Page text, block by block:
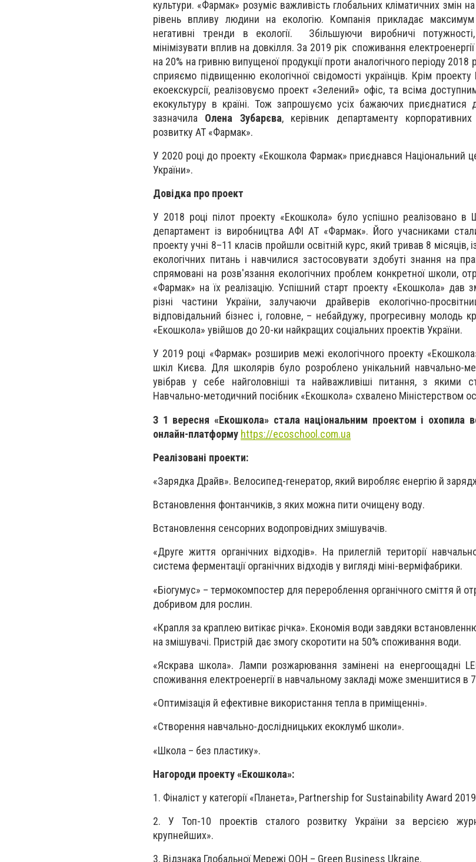
культури. «Фармак» розуміє важливість глобальних кліматичних змін
рівень впливу людини на екологію. Компанія прикладає
негативні тренди в екології. Збільшуючи виробничі
мінімізувати вплив на довкілля. За 2019 рік споживання
на 20% на гривню випущеної продукції проти аналогічного періоду 2018
сприяємо підвищенню екологічної свідомості українців. Крім
екоекскурсії, реалізовуємо проект «Зелений» офіс, та всіма
екокультуру в країні. Тож запрошуємо усіх бажаючих приєднатися
зазначила Олена Зубарєва, керівник департаменту
розвитку АТ «Фармак».
У 2020 році до проекту «Екошкола Фармак» приєднався Національний
України».
Довідка про проект
У 2018 році пілот проекту «Екошкола» було успішно реалізовано в
департамент із виробництва АФІ АТ «Фармак». Його учасниками
проекту учні 8–11 класів пройшли освітній курс, який тривав 8 місяців,
екологічних питань і навчилися застосовувати здобуті знання на
спрямовані на розв'язання екологічних проблем конкретної школи,
«Фармак» на їх реалізацію. Успішний старт проекту «Екошкола» дав
різні частини України, залучаючи драйверів екологічно-
відповідальний бізнес і, головне, – небайдужу, прогресивну молодь
«Екошкола» увійшов до 20-ки найкращих соціальних проектів України.
У 2019 році «Фармак» розширив межі екологічного проекту
шкіл Києва. Для школярів було розроблено унікальний навчально-
увібрав у себе найголовніші та найважливіші питання, з якими
Навчально-методичний посібник «Екошкола» схвалено Міністерством
З 1 вересня «Екошкола» стала національним проектом і охопила
онлайн-платформу https://ecoschool.com.ua
Реалізовані проекти:
«Зарядка Драйв». Велосипед-генератор, який виробляє енергію й
Встановлення фонтанчиків, з яких можна пити очищену воду.
Встановлення сенсорних водопровідних змішувачів.
«Друге життя органічних відходів». На прилеглій території
система ферментації органічних відходів у вигляді міні-верміфабрики.
«Біогумус» – термокомпостер для перероблення органічного сміття й
добривом для рослин.
«Крапля за краплею витікає річка». Економія води завдяки
на змішувачі. Пристрій дає змогу скоротити на 50% споживання води.
«Яскрава школа». Лампи розжарювання замінені на енергоощадні
споживання електроенергії в навчальному закладі може зменшитися в 7
«Оптимізація й ефективне використання тепла в приміщенні».
«Створення навчально-дослідницьких екоклумб школи».
«Школа – без пластику».
Нагороди проекту «Екошкола»:
1. Фіналіст у категорії «Планета», Partnership for Sustainability Award
2. У Топ-10 проектів сталого розвитку України за версією
крупнейших».
3. Відзнака Глобальної Мережі ООН – Green Business Ukraine.